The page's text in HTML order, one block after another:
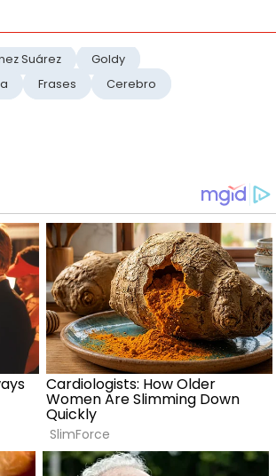
Suárez
Goldy
Frases Cerebro